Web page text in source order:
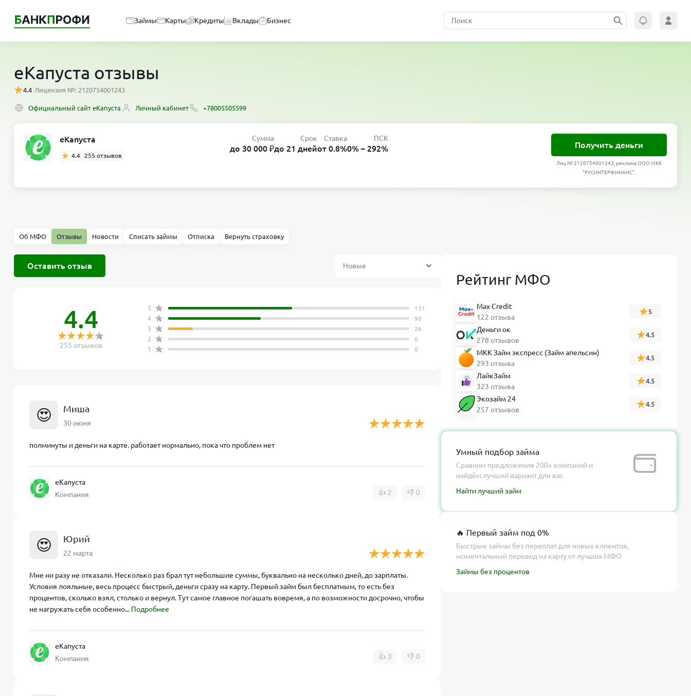
Займы Карты Кредиты Вклады Бизнес
еКапуста отзывы
4.4 Лицензия №: 2120754001243
Официальный сайт еКапуста Личный кабинет +78005505599
еКапуста
4.4 255 отзывов
Сумма
до 30 000 ₽
Срок
до 21 дней
Ставка
от 0.8%
ПСК
0% – 292% Получить деньги
Лиц № 2120754001243, реклама ООО МКК
"РУСИНТЕРФИНАНС".
Об МФО Отзывы Новости Списать займы Отписка Вернуть страховку
Оставить отзыв
4.4
255 отзывов 1 0
2 0
3 26
4 98
5 131
😍 Миша
30 июня
полминуты и деньги на карте. работает нормально, пока что проблем нет
еКапуста
Компания
👍 2 👎 0
😍 Юрий
22 марта
Мне ни разу не отказали. Несколько раз брал тут небольшие суммы, буквально на несколько дней, до зарплаты.
Условия лояльные, весь процесс быстрый, деньги сразу на карту. Первый займ был бесплатным, то есть без
процентов, сколько взял, столько и вернул. Тут самое главное погашать вовремя, а по возможности досрочно, чтобы
не нагружать себя особенно... Подробнее
еКапуста
Компания
👍 3 👎 0
Рейтинг МФО
Max Credit
122 отзыва
5
Деньги ок
278 отзывов
4.5
МКК Займ экспресс (Займ апельсин)
293 отзыва
4.5
ЛайкЗайм
323 отзыва
4.5
Экозайм 24
257 отзывов
4.5
Умный подбор займа
Сравним предложения 200+ компаний и
найдём лучший вариант для вас
Найти лучший займ
🔥 Первый займ под 0%
Быстрые займы без переплат для новых клиентов,
моментальный перевод на карту от лучших МФО
Займы без процентов